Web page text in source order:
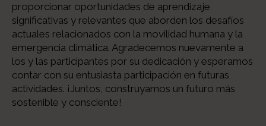
proporcionar oportunidades de aprendizaje
significativas y relevantes que aborden los desafíos
actuales relacionados con la movilidad humana y la
emergencia climática. Agradecemos nuevamente a
los y las participantes por su dedicación y esperamos
contar con su entusiasta participación en futuras
actividades. ¡Juntos, construyamos un futuro más
sostenible y consciente!